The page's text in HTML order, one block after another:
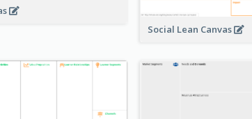
Social Lean Canvas